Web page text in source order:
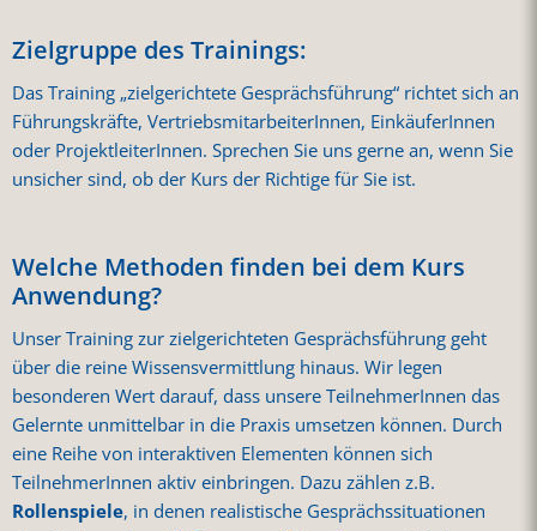
Zielgruppe des Trainings:
Das Training „zielgerichtete Gesprächsführung“ richtet sich an
Führungskräfte, VertriebsmitarbeiterInnen, EinkäuferInnen
oder ProjektleiterInnen. Sprechen Sie uns gerne an, wenn Sie
unsicher sind, ob der Kurs der Richtige für Sie ist.
Welche Methoden finden bei dem Kurs
Anwendung?
Unser Training zur zielgerichteten Gesprächsführung geht
über die reine Wissensvermittlung hinaus. Wir legen
besonderen Wert darauf, dass unsere TeilnehmerInnen das
Gelernte unmittelbar in die Praxis umsetzen können. Durch
eine Reihe von interaktiven Elementen können sich
TeilnehmerInnen aktiv einbringen. Dazu zählen z.B.
Rollenspiele, in denen realistische Gesprächssituationen